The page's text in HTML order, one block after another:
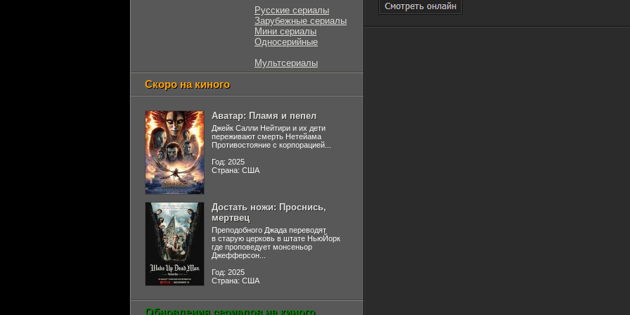
Русские сериалы
Зарубежные сериалы
Мини сериалы
Односерийные
Мультсериалы
Скоро на киного
Аватар: Пламя и пепел
Джейк Салли Нейтири и их дети
переживают смерть Нетейама
Противостояние с корпорацией...
Год: 2025
Страна: США
Достать ножи: Проснись,
мертвец
Преподобного Джада переводят
в старую церковь в штате НьюЙорк
где проповедует монсеньор
Джефферсон...
Год: 2025
Страна: США
Обновления сериалов на киного